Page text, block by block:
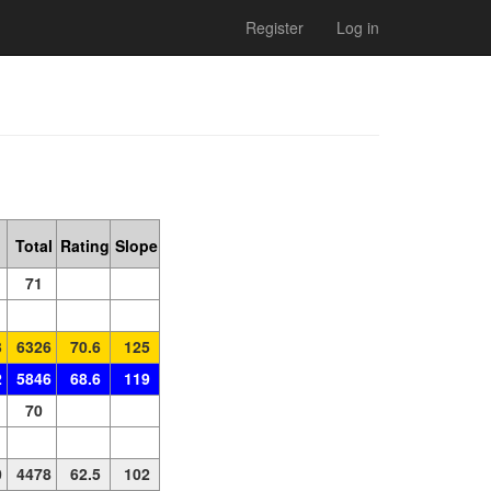
Register Log in
Total Rating Slope
71
6326 70.6
125
5846 68.6
119
70
4478 62.5 102